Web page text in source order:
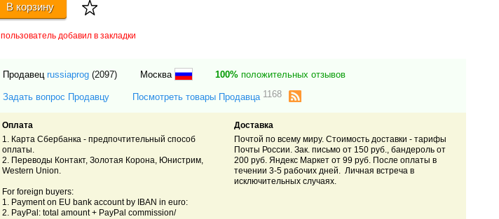
В корзину
пользователь добавил в закладки
Продавец russiaprog (2097) Москва 100% положительных отзывов
Задать вопрос Продавцу Посмотреть товары Продавца 1168
Оплата
1. Карта Сбербанка - предпочтительный способ
оплаты.
2. Переводы Контакт, Золотая Корона, Юнистрим,
Western Union.
For foreign buyers:
1. Payment on EU bank account by IBAN in euro:
2. PayPal: total amount + PayPal commission/
Доставка
Почтой по всему миру. Стоимость доставки - тарифы
Почты России. Зак. письмо от 150 руб., бандероль от
200 руб. Яндекс Маркет от 99 руб. После оплаты в
течении 3-5 рабочих дней. Личная встреча в
исключительных случаях.